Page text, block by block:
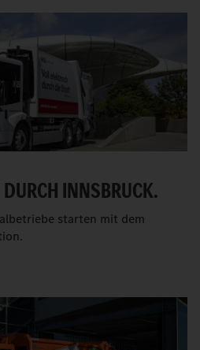
INNSBRUCK.
starten mit dem